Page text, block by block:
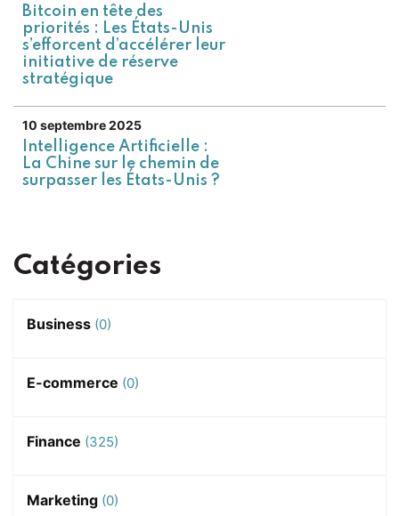
Bitcoin en tête des
priorités : Les États-Unis
s’efforcent d’accélérer leur
initiative de réserve
stratégique
10 septembre 2025
Intelligence Artificielle :
La Chine sur le chemin de
surpasser les États-Unis ?
Catégories
Business (0)
E-commerce (0)
Finance (325)
Marketing (0)